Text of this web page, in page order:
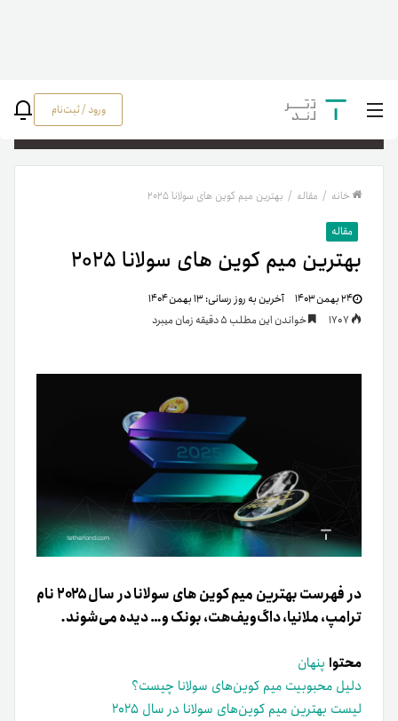
ورود / ثبت‌نام
خانه / مقاله / بهترین میم کوین های سولانا ۲۰۲۵
مقاله
بهترین میم کوین های سولانا ۲۰۲۵
۲۴ بهمن ۱۴۰۳ آخرین به روز رسانی:۱۳ بهمن ۱۴۰۴
خواندن این مطلب 5 دقیقه زمان میبرد
در فهرست بهترین میم کوین های سولانا در سال ۲۰۲۵ نام
ترامپ، ملانیا، داگ‌ویف‌هت، بونک و… دیده می‌شوند.
محتوا پنهان
دلیل محبوبیت میم کوین‌های سولانا چیست؟
لیست بهترین میم کوین‌های سولانا در سال ۲۰۲۵